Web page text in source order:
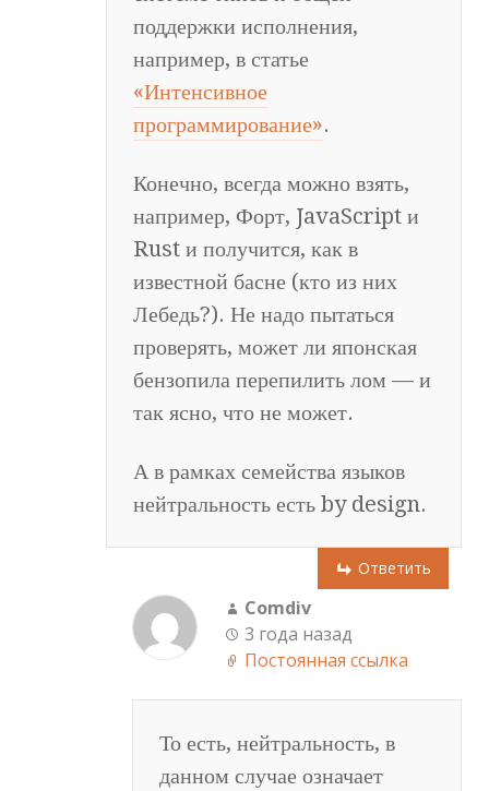
поддержки исполнения,
например, в статье
«Интенсивное
программирование».
Конечно, всегда можно взять,
например, Форт, JavaScript и
Rust и получится, как в
известной басне (кто из них
Лебедь?). Не надо пытаться
проверять, может ли японская
бензопила перепилить лом — и
так ясно, что не может.
А в рамках семейства языков
нейтральность есть by design.
Ответить
Comdiv
3 года назад
Постоянная ссылка
То есть, нейтральность, в
данном случае означает